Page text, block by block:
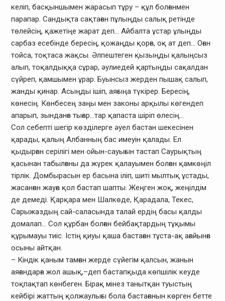
келіп, басқыншымен жарасып тұру – құл болғанмен
парапар. Сандықта сақтаған пұлыңды салық ретінде
төлейсің, қажетіңе жарат деп… Айбалта ұстар ұлыңды
сарбаз есебінде бересің, қожаңды қорға, оқ ат деп… Оған
тойса, тоқтаса жақсы. Әлпештеген қызыңды қалыңсыз
алып, тоқалдыққа сұрар, әулиедей қартыңды сақалдан
сүйреп, қамшымен ұрар. Буынсыз жерден пышақ салып,
жанды қинар. Асыңды ішіп, аяғыңа түкірер. Бересің,
көнесің. Көнбесең заңы мен законы арқылы көгендеп
апарып, зынданға тығар…тар қапаста шіріп өлесің…
Сол себепті шегір көзділерге әуел бастан шекесінен
қарады, қалың Албанның бас имеуін қалады. Ел
қыдырған серілігі мен ойын-сауығын тастап Саурықтың
қасынан табылғаны да жүрек қалауымен болған қамкөңіл
тірлік. Домбырасын ер басына іліп, шиті мылтық ұстады,
жасанған жауға қол бастап шапты. Жеңген жоқ, жеңілдім
де демеді. Қарқара мен Шалкөде, Қарадала, Текес,
Сарыжаздың сай-саласында талай ердің басы қалды
домалап… Сол құрбан болған бейбақтардың тұқымы
құрымауы тиіс. Істің қиуы қаша бастаған тұста-ақ ағайынға
осыны айтқан.
– Кіндік қаным тамған жерде сүйегім қалсын, жанын
аяғандарға жол ашық,–деп бастапқыда көпшілік кеуде
тоқпақтап көнбеген. Бірақ мінез танытқан туыстың
кейбірі жаттың қолжаулығы бола бастағанын көрген бетте